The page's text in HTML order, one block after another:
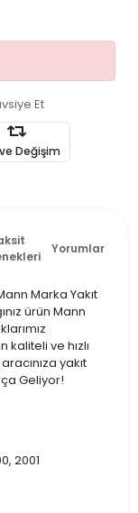
Et
Değişim
Yorumlar
Marka Yakıt
ürün Mann
ve hızlı
yakıt
Geliyor!
2001